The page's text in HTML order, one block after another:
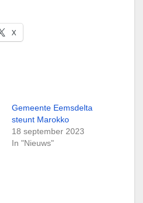
X
Gemeente Eemsdelta
steunt Marokko
18 september 2023
In "Nieuws"